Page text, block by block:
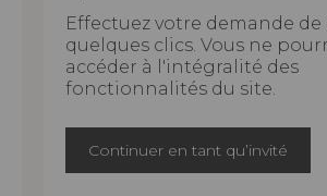
Effectuez votre demande de
quelques clics. Vous ne
accéder à l'intégralité des
fonctionnalités du site.
Continuer en tant qu’invité